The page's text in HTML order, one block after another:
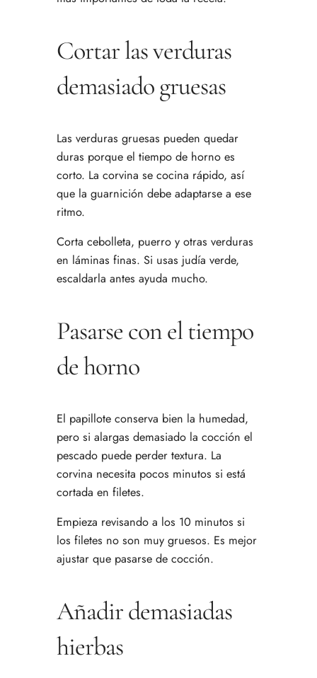
Cortar las verduras
demasiado gruesas
Las verduras gruesas pueden quedar
duras porque el tiempo de horno es
corto. La corvina se cocina rápido, así
que la guarnición debe adaptarse a ese
ritmo.
Corta cebolleta, puerro y otras verduras
en láminas finas. Si usas judía verde,
escaldarla antes ayuda mucho.
Pasarse con el tiempo
de horno
El papillote conserva bien la humedad,
pero si alargas demasiado la cocción el
pescado puede perder textura. La
corvina necesita pocos minutos si está
cortada en filetes.
Empieza revisando a los 10 minutos si
los filetes no son muy gruesos. Es mejor
ajustar que pasarse de cocción.
Añadir demasiadas
hierbas